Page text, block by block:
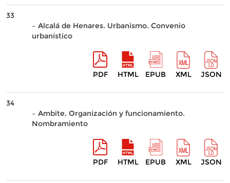
33
– Alcalá de Henares. Urbanismo. Convenio
urbanístico
PDF HTML EPUB XML JSON
34
– Ambite. Organización y funcionamiento.
Nombramiento
PDF HTML EPUB XML JSON